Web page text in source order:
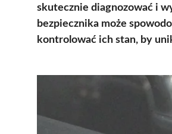
skutecznie diagnozować i
bezpiecznika może
kontrolować ich stan, by